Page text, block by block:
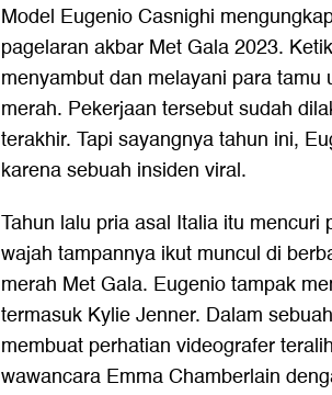
Model Eugenio Casnighi
pagelaran akbar Met Gala 2023.
menyambut dan melayani para tamu
merah. Pekerjaan tersebut sudah
terakhir. Tapi sayangnya tahun ini,
karena sebuah insiden viral.
Tahun lalu pria asal Italia itu mencuri
wajah tampannya ikut muncul di
merah Met Gala. Eugenio tampak
termasuk Kylie Jenner. Dalam
membuat perhatian videografer
wawancara Emma Chamberlain